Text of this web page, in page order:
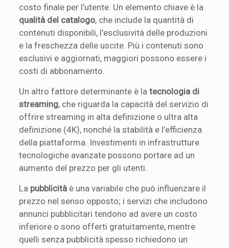
costo finale per l’utente. Un elemento chiave è la
qualità del catalogo, che include la quantità di
contenuti disponibili, l’esclusività delle produzioni
e la freschezza delle uscite. Più i contenuti sono
esclusivi e aggiornati, maggiori possono essere i
costi di abbonamento.
Un altro fattore determinante è latecnologia di
streaming, che riguarda la capacità del servizio di
offrire streaming in alta definizione o ultra alta
definizione (4K), nonché la stabilità e l’efficienza
della piattaforma. Investimenti in infrastrutture
tecnologiche avanzate possono portare ad un
aumento del prezzo per gli utenti.
La pubblicità è una variabile che può influenzare il
prezzo nel senso opposto; i servizi che includono
annunci pubblicitari tendono ad avere un costo
inferiore o sono offerti gratuitamente, mentre
quelli senza pubblicità spesso richiedono un